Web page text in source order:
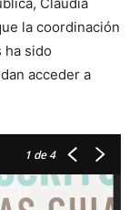
la coordinación
ha sido
acceder a
1 de 4